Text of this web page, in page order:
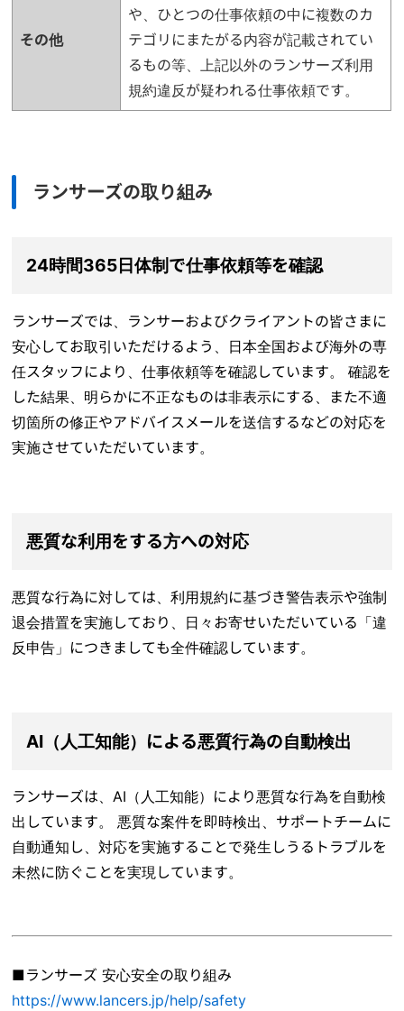
その他
や、ひとつの仕事依頼の中に複数のカ
テゴリにまたがる内容が記載されてい
るもの等、上記以外のランサーズ利用
規約違反が疑われる仕事依頼です。
ランサーズの取り組み
24時間365日体制で仕事依頼等を確認
ランサーズでは、ランサーおよびクライアントの皆さまに
安心してお取引いただけるよう、日本全国および海外の専
任スタッフにより、仕事依頼等を確認しています。 確認を
した結果、明らかに不正なものは非表示にする、また不適
切箇所の修正やアドバイスメールを送信するなどの対応を
実施させていただいています。
悪質な利用をする方への対応
悪質な行為に対しては、利用規約に基づき警告表示や強制
退会措置を実施しており、日々お寄せいただいている「違
反申告」につきましても全件確認しています。
AI（人工知能）による悪質行為の自動検出
ランサーズは、AI（人工知能）により悪質な行為を自動検
出しています。 悪質な案件を即時検出、サポートチームに
自動通知し、対応を実施することで発生しうるトラブルを
未然に防ぐことを実現しています。
■ランサーズ 安心安全の取り組み
https://www.lancers.jp/help/safety